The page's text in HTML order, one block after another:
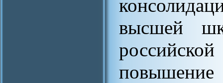
высшей